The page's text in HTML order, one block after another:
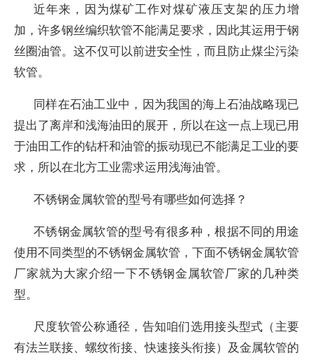
近年来，因为煤矿工作对煤矿液压支架的压力增
加，许多钢丝编织软管不能满足要求，因此其运用于钢
丝圈油管。这不仅可以前进安全性，而且防止煤尘污染
软管。
同样在石油工业中，因为我国的海上石油战略现已
提出了离岸和浅海油田的展开，所以在这一点上现已用
于油田工作的钻杆和油管的振动现已不能满足工业的要
求，所以在北方工业需求运用浅海油管。
不锈钢金属软管的型号有哪些如何选择？
不锈钢金属软管的型号有很多种，根据不同的用途
使用不同类型的不锈钢金属软管，下面不锈钢金属软管
厂家就为大家介绍一下不锈钢金属软管厂家的几种类
型。
尺度软管公称通径，告知咱们选用接头型式（主要
有法兰联接、螺纹衔接、快速接头衔接）及金属软管的